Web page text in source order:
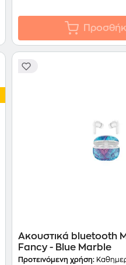
Ακουστικά bluetooth
Fancy - Blue Marble
Προτεινόμενη χρήση: